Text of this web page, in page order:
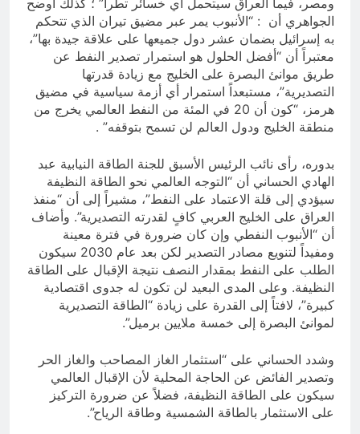
ومصر، فيما العراق سيتحمل أي خسائر تطرأ” ؛ كذلك أوضح
الجواهري أن : “الأنبوب يمر عبر مضيق تيران الذي تتحكم
به إسرائيل بضمان عشر دول جميعها على علاقة جيدة بها”،
معتبراً أن “أفضل الحلول هو استمرار تصدير النفط عن
طريق موانئ البصرة على الخليج مع زيادة قدرتها
التصديرية”، مستبعداً استمرار أي أزمة سياسية في مضيق
هرمز، “كون أن 20 في المئة من النفط العالمي يخرج من
منطقة الخليج ودول العالم لن تسمح بتوقفه” .
بدوره، رأى نائب الرئيس الأسبق للجنة الطاقة النيابية عبد
الهادي الحساني أن “التوجه العالمي نحو الطاقة النظيفة
سيؤدي إلى قلة الاعتماد على النفط”، مشيراً إلى أن “منفذ
العراق على الخليج العربي كافٍ لقدرته التصديرية”. وأضاف
أن “الأنبوب النفطي وإن كان ضرورة في فترة معينة
ومفيداً لتنويع مصادر التصدير لكن بعد عام 2030 سيكون
الطلب على النفط بمقدار النصف نتيجة الإقبال على الطاقة
النظيفة. وعلى المدى البعيد لن تكون له جدوى اقتصادية
كبيرة”، لافتاً إلى القدرة على زيادة “الطاقة التصديرية
لموانئ البصرة إلى خمسة ملايين برميل”.
وشدد الحساني على “استثمار الغاز المصاحب والغاز الحر
وتصدير الفائض عن الحاجة المحلية لأن الإقبال العالمي
سيكون على الطاقة النظيفة، فضلاً عن ضرورة التركيز
على الاستثمار بالطاقة الشمسية وطاقة الرياح”.